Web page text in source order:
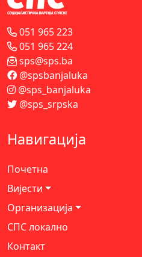
051 965 223
051 965 224
sps@sps.ba
@spsbanjaluka
@sps_banjaluka
@sps_srpska
Навигација
Почетна
Вијести
Организација
СПС локално
Контакт